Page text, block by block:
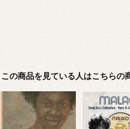
この商品を見ている人はこちらの